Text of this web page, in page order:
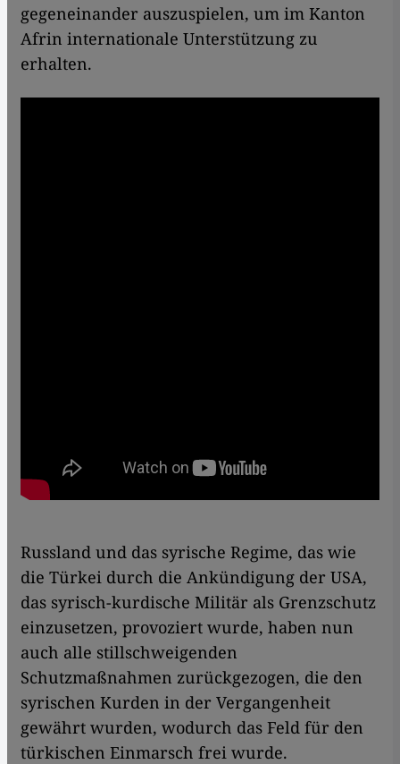
gegeneinander auszuspielen, um im Kanton
Afrin internationale Unterstützung zu
erhalten.
Russland und das syrische Regime, das wie
die Türkei durch die Ankündigung der USA,
das syrisch-kurdische Militär als Grenzschutz
einzusetzen, provoziert wurde, haben nun
auch alle stillschweigenden
Schutzmaßnahmen zurückgezogen, die den
syrischen Kurden in der Vergangenheit
gewährt wurden, wodurch das Feld für den
türkischen Einmarsch frei wurde.